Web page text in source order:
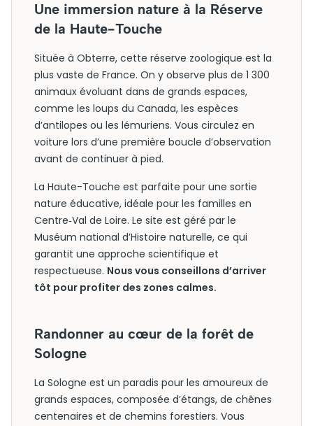
Une immersion nature à la Réserve
de la Haute-Touche
Située à Obterre, cette réserve zoologique est la
plus vaste de France. On y observe plus de 1 300
animaux évoluant dans de grands espaces,
comme les loups du Canada, les espèces
d’antilopes ou les lémuriens. Vous circulez en
voiture lors d’une première boucle d’observation
avant de continuer à pied.
La Haute-Touche est parfaite pour une sortie
nature éducative, idéale pour les familles en
Centre‑Val de Loire. Le site est géré par le
Muséum national d’Histoire naturelle, ce qui
garantit une approche scientifique et
respectueuse. Nous vous conseillons d’arriver
tôt pour profiter des zones calmes.
Randonner au cœur de la forêt de
Sologne
La Sologne est un paradis pour les amoureux de
grands espaces, composée d’étangs, de chênes
centenaires et de chemins forestiers. Vous